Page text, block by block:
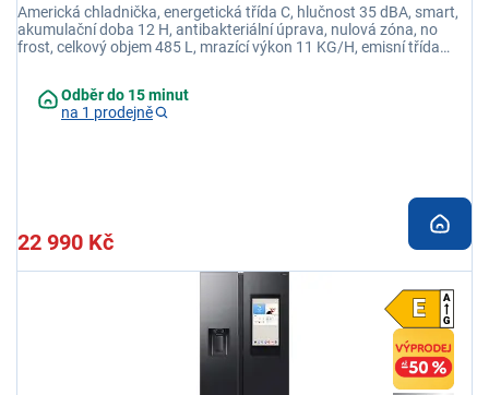
Americká chladnička, energetická třída C, hlučnost 35 dBA, smart,
akumulační doba 12 H, antibakteriální úprava, nulová zóna, no
frost, celkový objem 485 L, mrazící výkon 11 KG/H, emisní třída
Odběr do 15 minut
na 1 prodejně
22 990 Kč